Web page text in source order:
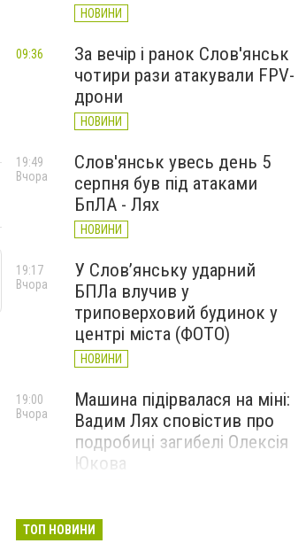
НОВИНИ
За вечір і ранок Слов'янськ
чотири рази атакували FPV-
дрони
НОВИНИ
09:36
Слов'янськ увесь день 5
серпня був під атаками
БпЛА - Лях
НОВИНИ
19:49
Вчора
У Слов’янську ударний
БПЛа влучив у
триповерховий будинок у
центрі міста (ФОТО)
НОВИНИ
19:17
Вчора
Машина підірвалася на міні:
Вадим Лях сповістив про
подробиці загибелі Олексія
Юкова
19:00
Вчора
У Слов'янську і
17:40
Вчора
ТОП НОВИНИ